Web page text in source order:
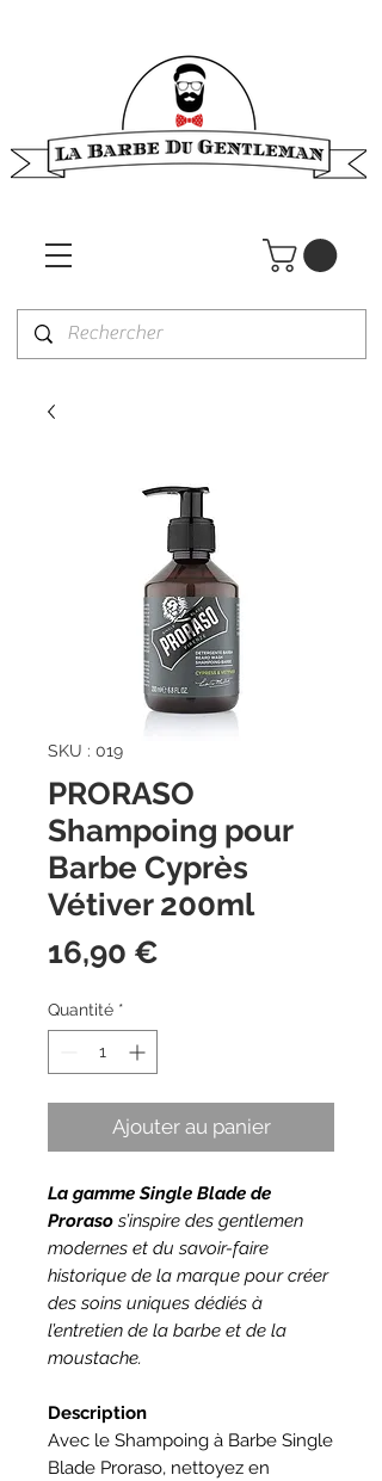
SKU : 019
PRORASO
Shampoing pour
Barbe Cyprès
Vétiver 200ml
16,90 €
Quantité *
Ajouter au panier
La gamme Single Blade de
Proraso s’inspire des gentlemen
modernes et du savoir-faire
historique de la marque pour créer
des soins uniques dédiés à
l’entretien de la barbe et de la
moustache.
Description
Avec le Shampoing à Barbe Single
Blade Proraso, nettoyez en